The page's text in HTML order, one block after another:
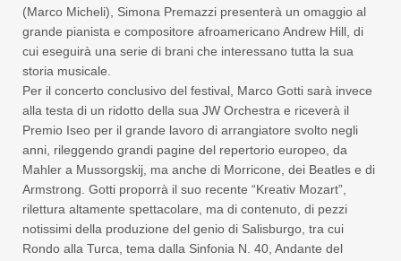
(Marco Micheli), Simona Premazzi presenterà un omaggio al
grande pianista e compositore afroamericano Andrew Hill, di
cui eseguirà una serie di brani che interessano tutta la sua
storia musicale.
Per il concerto conclusivo del festival, Marco Gotti sarà invece
alla testa di un ridotto della sua JW Orchestra e riceverà il
Premio Iseo per il grande lavoro di arrangiatore svolto negli
anni, rileggendo grandi pagine del repertorio europeo, da
Mahler a Mussorgskij, ma anche di Morricone, dei Beatles e di
Armstrong. Gotti proporrà il suo recente “Kreativ Mozart”,
rilettura altamente spettacolare, ma di contenuto, di pezzi
notissimi della produzione del genio di Salisburgo, tra cui
Rondo alla Turca, tema dalla Sinfonia N. 40, Andante del